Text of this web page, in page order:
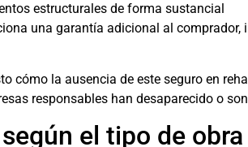
estructurales de forma sustancial
una garantía adicional al comprador,
cómo la ausencia de este seguro en
responsables han desaparecido o
el tipo de obra